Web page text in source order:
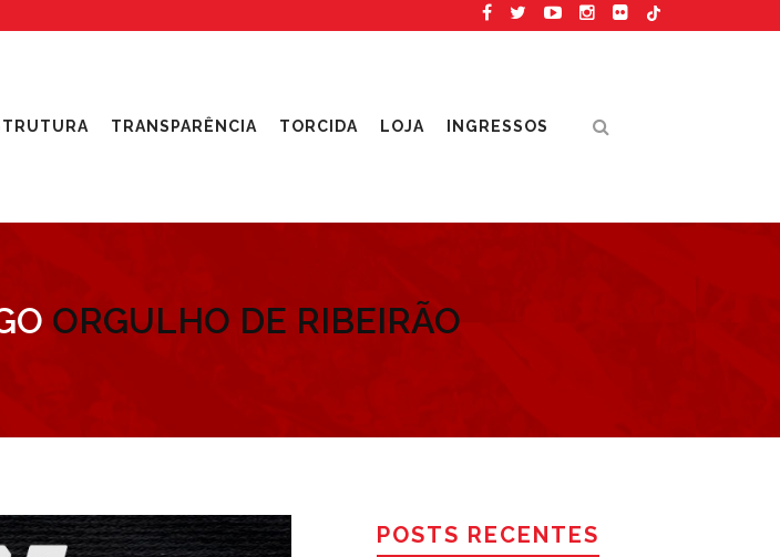
TRANSPARÊNCIA TORCIDA LOJA INGRESSOS
ORGULHO DE RIBEIRÃO
POSTS RECENTES